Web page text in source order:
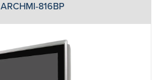
ARCHMI-816BP